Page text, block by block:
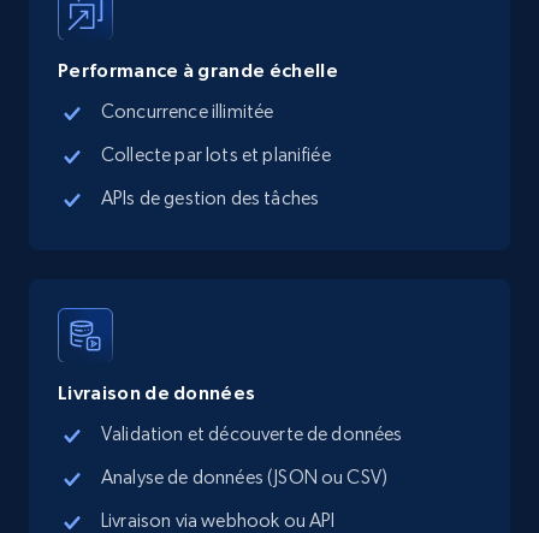
Performance à grande échelle
Concurrence illimitée
Collecte par lots et planifiée
APIs de gestion des tâches
Livraison de données
Validation et découverte de données
Analyse de données (JSON ou CSV)
Livraison via webhook ou API